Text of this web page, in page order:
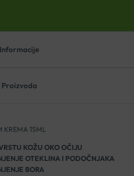
Proizvoda
KREMA 15ML
KOŽU OKO OČIJU
OTEKLINA I PODOČNJAKA
BORA